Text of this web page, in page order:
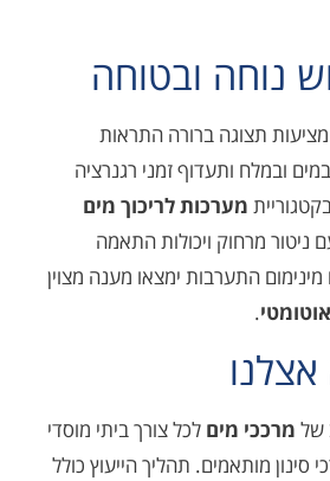
התראות
זמני רגנרציה
לריכוך מים
התאמה
ימצאו מענה מצוין
לכל צורך ביתי מוסדי
תהליך הייעוץ כולל